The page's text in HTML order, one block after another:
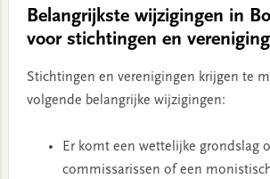
Belangrijkste wijzigingen in
voor stichtingen en
Stichtingen en verenigingen krijgen te
volgende belangrijke wijzigingen:
Er komt een wettelijke grondslag
commissarissen of een